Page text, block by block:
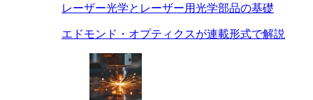
レーザー光学とレーザー用光学部品の基礎
エドモンド・オプティクスが連載形式で解説